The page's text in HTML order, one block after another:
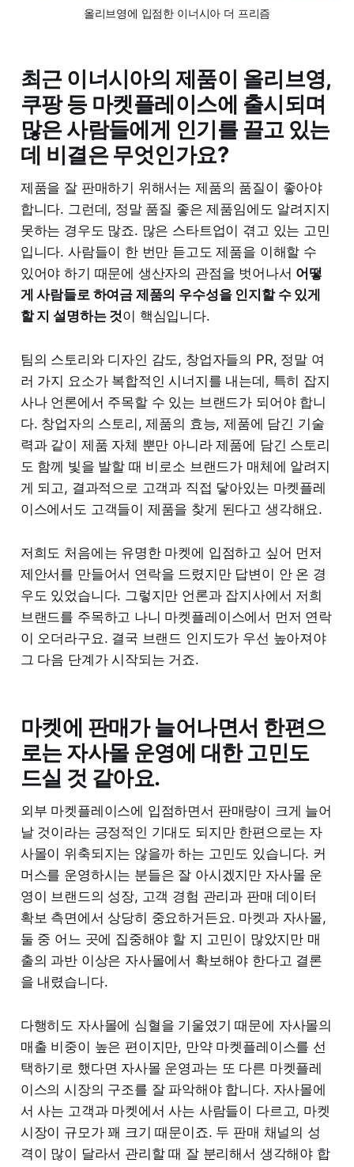
올리브영에 입점한 이너시아 더 프리즘
최근 이너시아의 제품이 올리브영,
쿠팡 등 마켓플레이스에 출시되며
많은 사람들에게 인기를 끌고 있는
데 비결은 무엇인가요?
제품을 잘 판매하기 위해서는 제품의 품질이 좋아야
합니다. 그런데, 정말 품질 좋은 제품임에도 알려지지
못하는 경우도 많죠. 많은 스타트업이 겪고 있는 고민
입니다. 사람들이 한 번만 듣고도 제품을 이해할 수
있어야 하기 때문에 생산자의 관점을 벗어나서 어떻
게 사람들로 하여금 제품의 우수성을 인지할 수 있게
할 지 설명하는 것이 핵심입니다.
팀의 스토리와 디자인 감도, 창업자들의 PR, 정말 여
러 가지 요소가 복합적인 시너지를 내는데, 특히 잡지
사나 언론에서 주목할 수 있는 브랜드가 되어야 합니
다. 창업자의 스토리, 제품의 효능, 제품에 담긴 기술
력과 같이 제품 자체 뿐만 아니라 제품에 담긴 스토리
도 함께 빛을 발할 때 비로소 브랜드가 매체에 알려지
게 되고, 결과적으로 고객과 직접 닿아있는 마켓플레
이스에서도 고객들이 제품을 찾게 된다고 생각해요.
저희도 처음에는 유명한 마켓에 입점하고 싶어 먼저
제안서를 만들어서 연락을 드렸지만 답변이 안 온 경
우도 있었습니다. 그렇지만 언론과 잡지사에서 저희
브랜드를 주목하고 나니 마켓플레이스에서 먼저 연락
이 오더라구요. 결국 브랜드 인지도가 우선 높아져야
그 다음 단계가 시작되는 거죠.
마켓에 판매가 늘어나면서 한편으
로는 자사몰 운영에 대한 고민도
드실 것 같아요.
외부 마켓플레이스에 입점하면서 판매량이 크게 늘어
날 것이라는 긍정적인 기대도 되지만 한편으로는 자
사몰이 위축되지는 않을까 하는 고민도 있습니다. 커
머스를 운영하시는 분들은 잘 아시겠지만 자사몰 운
영이 브랜드의 성장, 고객 경험 관리과 판매 데이터
확보 측면에서 상당히 중요하거든요. 마켓과 자사몰,
둘 중 어느 곳에 집중해야 할 지 고민이 많았지만 매
출의 과반 이상은 자사몰에서 확보해야 한다고 결론
을 내렸습니다.
다행히도 자사몰에 심혈을 기울였기 때문에 자사몰의
매출 비중이 높은 편이지만, 만약 마켓플레이스를 선
택하기로 했다면 자사몰 운영과는 또 다른 마켓플레
이스의 시장의 구조를 잘 파악해야 합니다. 자사몰에
서 사는 고객과 마켓에서 사는 사람들이 다르고, 마켓
시장이 규모가 꽤 크기 때문이죠. 두 판매 채널의 성
격이 많이 달라서 관리할 때 잘 분리해서 생각해야 합